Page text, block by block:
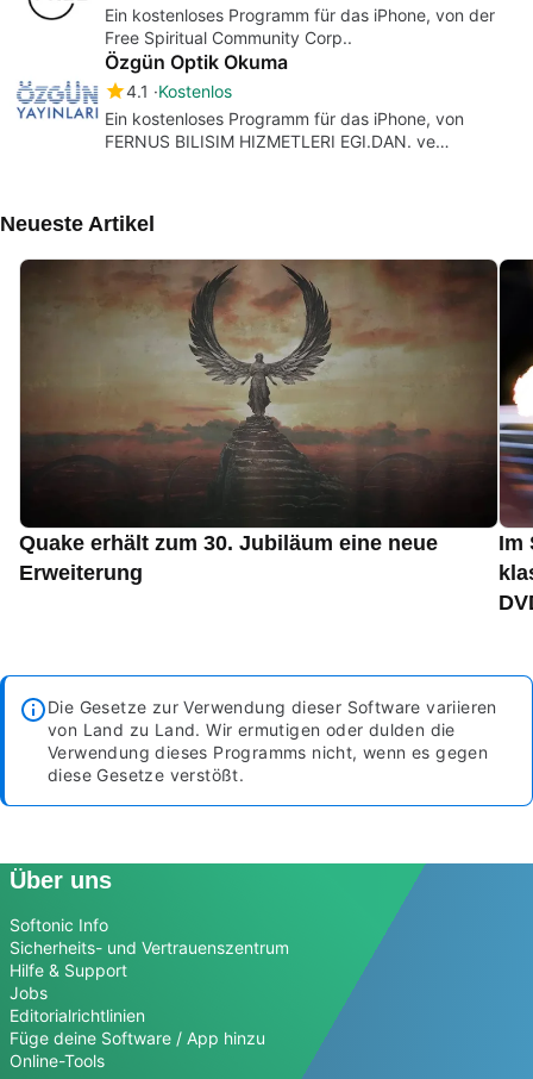
Ein kostenloses Programm für das iPhone, von der
Free Spiritual Community Corp..
Özgün Optik Okuma
4.1
Kostenlos
Ein kostenloses Programm für das iPhone, von
FERNUS BILISIM HIZMETLERI EGI.DAN. ve
Neueste Artikel
Quake erhält zum 30. Jubiläum eine neue
Erweiterung
Im
Die Gesetze zur Verwendung dieser Software variieren
von Land zu Land. Wir ermutigen oder dulden die
Verwendung dieses Programms nicht, wenn es gegen
diese Gesetze verstößt.
Über uns
Softonic Info
Sicherheits- und Vertrauenszentrum
Hilfe & Support
Jobs
Editorialrichtlinien
Füge deine Software / App hinzu
Online-Tools